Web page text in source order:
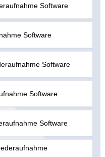
Software
Software
Software
Software
Software